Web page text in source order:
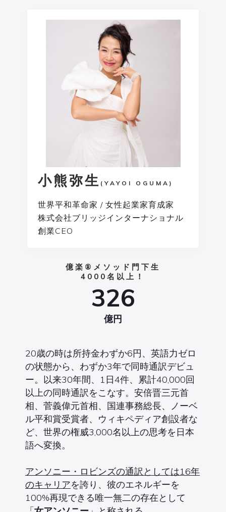
小熊弥生 (YAYOI OGUMA)
世界平和革命家 / 女性起業家育成家
株式会社ブリッジインターナショナル
創業CEO
億楽®メソッド 門下生
4000名以上！
326
億円
20歳の時は所持金わずか6円、英語力ゼロ
の状態から、わずか3年で同時通訳デビュ
ー。以来30年間、1日4件、累計40,000回
以上の同時通訳をこなす。安倍晋三元首
相、菅義偉元首相、国連事務総長、ノーベ
ル平和賞受賞者、ウィキペディア創設者な
ど、世界の権威3,000名以上の思考を日本
語へ変換。
アンソニー・ロビンズの通訳としては16年
のキャリアを誇り、彼のエネルギーを
100%再現できる唯一無二の存在として